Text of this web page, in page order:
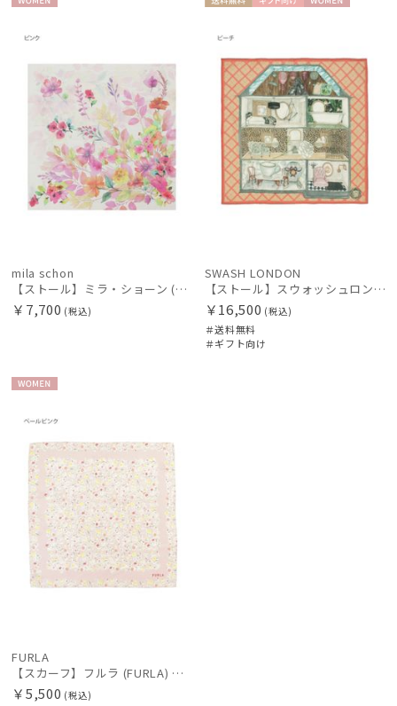
絞り込み
レディース
ブランド
価格の低い
人気順
売上点数順
mila schon
【ストール】ミラ・ショーン (mila schon) シルクシフォンストール ウォーターフラワー 日本製
￥7,700 (税込)
料
SWASH LONDON
【ストール】スウォッシュロンドン (SWASH LONDON) DOLLSHOUSE SURREALIST 90*90 シルクウール
￥16,500 (税込)
＃送料無料
＃ギフト向け
FURLA
【スカーフ】フルラ (FURLA) シルクプリントスカーフ 58cm×58cm プレゼント ギフト
￥5,500 (税込)